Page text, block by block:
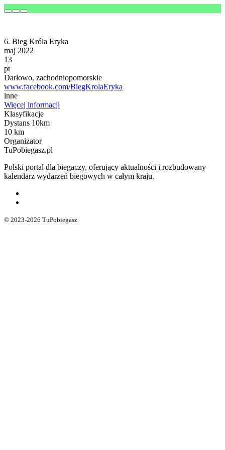
6. Bieg Króla Eryka
maj 2022
13
pt
Darłowo, zachodniopomorskie
www.facebook.com/BiegKrolaEryka
inne
Więcej informacji
Klasyfikacje
Dystans 10km
10 km
Organizator
TuPobiegasz.pl
Polski portal dla biegaczy, oferujący aktualności i rozbudowany
kalendarz wydarzeń biegowych w całym kraju.
© 2023-2026 TuPobiegasz